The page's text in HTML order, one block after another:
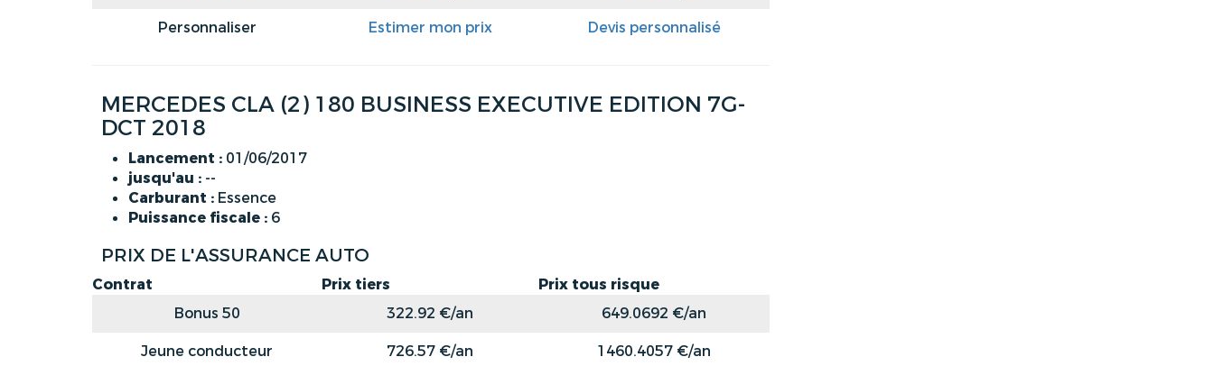
Personnaliser
Estimer mon prix Devis personnalisé
MERCEDES CLA (2) 180 BUSINESS EXECUTIVE EDITION 7G-
DCT 2018
Lancement : 01/06/2017
jusqu'au : --
Carburant : Essence
Puissance fiscale : 6
PRIX DE L'ASSURANCE AUTO
Contrat Prix tiers
Prix tous risque
Bonus 50
322.92 €/an
649.0692 €/an
Jeune conducteur
726.57 €/an
1460.4057 €/an